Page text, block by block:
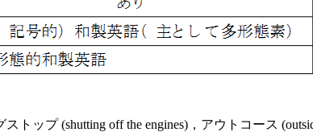
ップ (shutting off the engines)，アウトコース